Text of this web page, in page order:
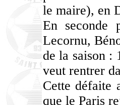
le maire), en
En seconde
Lecornu,
de la saison :
veut rentrer
Cette défaite
que le Paris